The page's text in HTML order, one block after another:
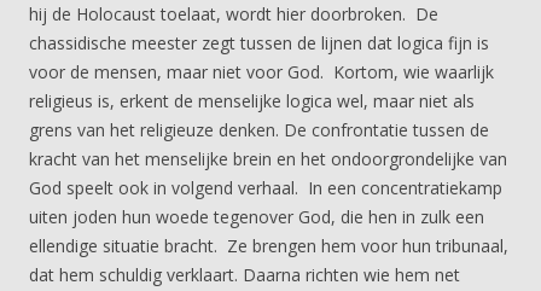
hij de Holocaust toelaat, wordt hier doorbroken. De
chassidische meester zegt tussen de lijnen dat logica fijn is
voor de mensen, maar niet voor God. Kortom, wie waarlijk
religieus is, erkent de menselijke logica wel, maar niet als
grens van het religieuze denken. De confrontatie tussen de
kracht van het menselijke brein en het ondoorgrondelijke van
God speelt ook in volgend verhaal. In een concentratiekamp
uiten joden hun woede tegenover God, die hen in zulk een
ellendige situatie bracht. Ze brengen hem voor hun tribunaal,
dat hem schuldig verklaart. Daarna richten wie hem net